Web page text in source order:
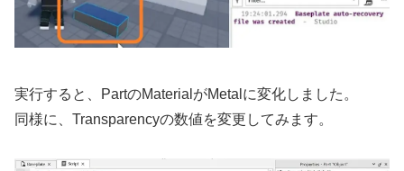
実行すると、PartのMaterialがMetalに変化しました。
同様に、Transparencyの数値を変更してみます。